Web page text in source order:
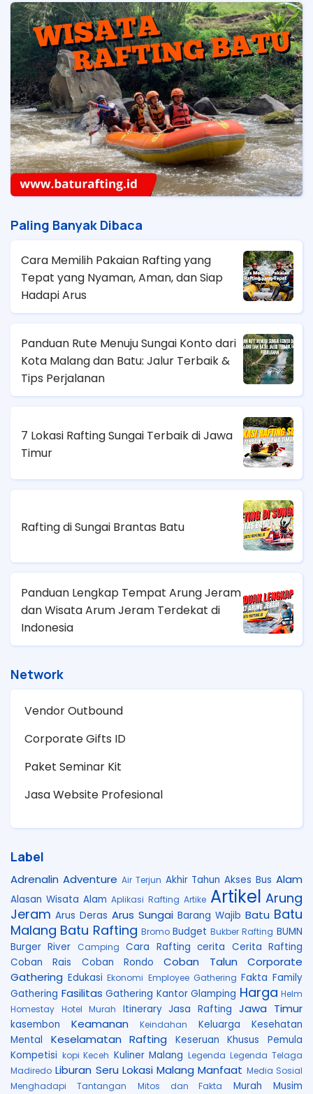
Paling Banyak Dibaca
Cara Memilih Pakaian Rafting yang
Tepat yang Nyaman, Aman, dan Siap
Hadapi Arus
Panduan Rute Menuju Sungai Konto dari
Kota Malang dan Batu: Jalur Terbaik &
Tips Perjalanan
7 Lokasi Rafting Sungai Terbaik di Jawa
Timur
Rafting di Sungai Brantas Batu
Panduan Lengkap Tempat Arung Jeram
dan Wisata Arum Jeram Terdekat di
Indonesia
Network
Vendor Outbound
Corporate Gifts ID
Paket Seminar Kit
Jasa Website Profesional
Label
Adrenalin Adventure Air Terjun Akhir Tahun Akses Bus Alam
Alasan Wisata Alam Aplikasi Rafting Artike Artikel Arung
Jeram Arus Deras Arus Sungai Barang Wajib Batu Batu
Malang Batu Rafting Bromo Budget Bukber Rafting BUMN
Burger River
Camping Cara Rafting cerita Cerita Rafting
Coban Rais
Coban Rondo Coban Talun
Corporate
Gathering Edukasi Ekonomi Employee Gathering Fakta Family
Gathering Fasilitas Gathering Kantor Glamping Harga Helm
Homestay Hotel Murah Itinerary Jasa Rafting Jawa Timur
kasembon Keamanan Keindahan Keluarga
Kesehatan
Mental
Keselamatan Rafting Keseruan
Khusus Pemula
Kompetisi kopi Keceh Kuliner Malang Legenda Legenda Telaga
Madiredo Liburan Seru Lokasi Malang Manfaat Media Sosial
Menghadapi Tantangan
Mitos dan Fakta Murah Musim